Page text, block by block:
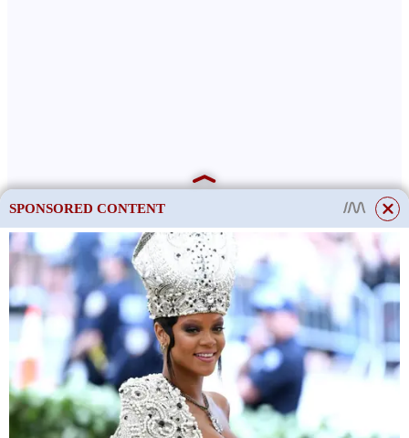
This site uses cookies to store data. By continuing to use the site, you consent
to the use of these files.
OK
SPONSORED CONTENT